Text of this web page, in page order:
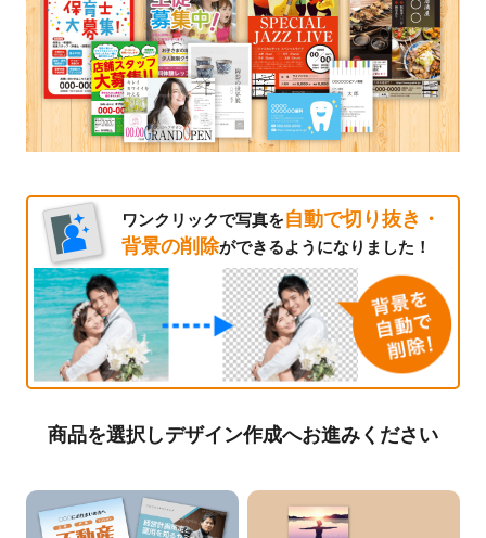
ワンクリックで写真を自動で切り抜き・
背景の削除ができるようになりました！
商品を選択しデザイン作成へお進みください